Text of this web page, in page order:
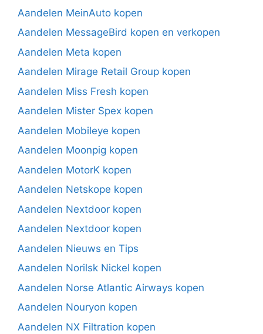
Aandelen MeinAuto kopen
Aandelen MessageBird kopen en verkopen
Aandelen Meta kopen
Aandelen Mirage Retail Group kopen
Aandelen Miss Fresh kopen
Aandelen Mister Spex kopen
Aandelen Mobileye kopen
Aandelen Moonpig kopen
Aandelen MotorK kopen
Aandelen Netskope kopen
Aandelen Nextdoor kopen
Aandelen Nextdoor kopen
Aandelen Nieuws en Tips
Aandelen Norilsk Nickel kopen
Aandelen Norse Atlantic Airways kopen
Aandelen Nouryon kopen
Aandelen NX Filtration kopen